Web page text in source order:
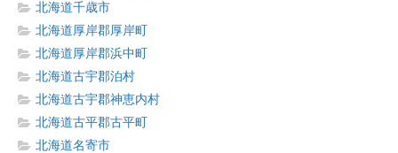
北海道千歳市
北海道厚岸郡厚岸町
北海道厚岸郡浜中町
北海道古宇郡泊村
北海道古宇郡神恵内村
北海道古平郡古平町
北海道名寄市